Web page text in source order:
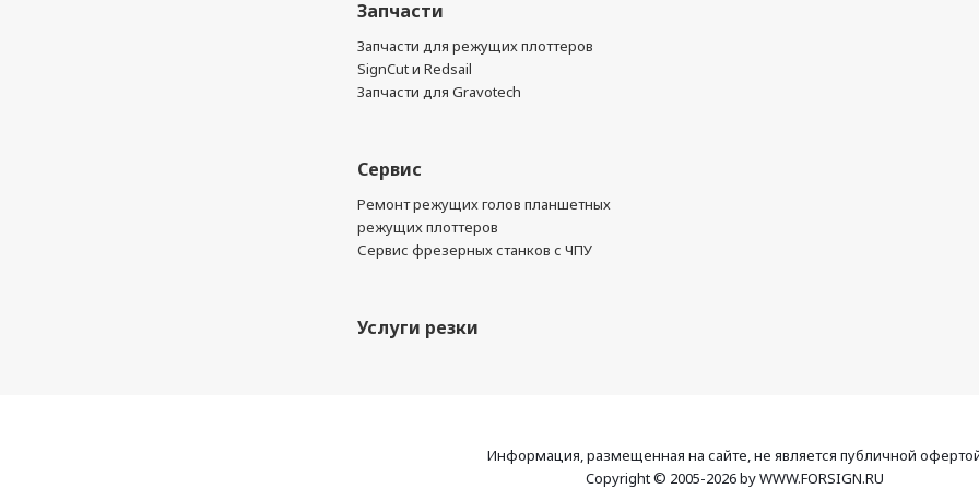
Запчасти
Запчасти для режущих плоттеров
SignCut и Redsail
Запчасти для Gravotech
Сервис
Ремонт режущих голов планшетных
режущих плоттеров
Сервис фрезерных станков с ЧПУ
Услуги резки
Информация, размещенная на сайте, не является публичной
Copyright © 2005-2026 by WWW.FORSIGN.RU